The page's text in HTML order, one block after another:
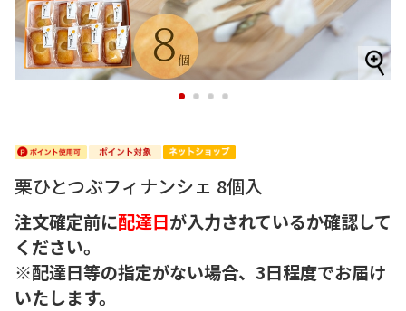
1 2 3 4
栗ひとつぶフィナンシェ 8個入
注文確定前に配達日が入力されているか確認して
ください。
※配達日等の指定がない場合、3日程度でお届け
いたします。